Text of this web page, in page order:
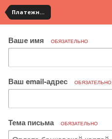
Платежная система ALIPAY и оплата банковскими картами
Ваше имя ОБЯЗАТЕЛЬНО
Ваш email-адрес ОБЯЗАТЕЛЬНО
Тема письма ОБЯЗАТЕЛЬНО